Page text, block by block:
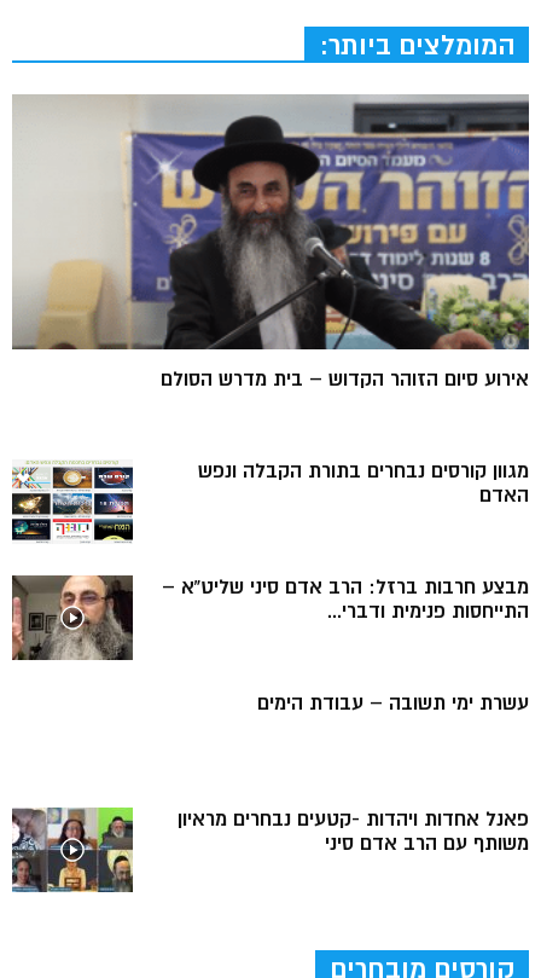
המומלצים ביותר:
אירוע סיום הזוהר הקדוש – בית מדרש הסולם
מגוון קורסים נבחרים בתורת הקבלה ונפש
האדם
מבצע חרבות ברזל: הרב אדם סיני שליט”א –
התייחסות פנימית ודברי...
עשרת ימי תשובה – עבודת הימים
פאנל אחדות ויהדות -קטעים נבחרים מראיון
משותף עם הרב אדם סיני
קורסים מובחרים